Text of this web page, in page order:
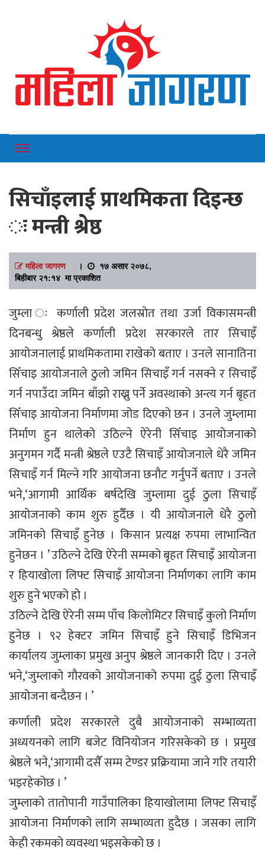
Mahilajagaran
सिचाँइलाई प्राथमिकता दिइन्छ
ः मन्त्री श्रेष्ठ
महिला जागरण।
१७ असार २०७८,
बिहीबार २१:१४ मा प्रकाशित
जुम्ला ः कर्णाली प्रदेश जलस्रोत तथा उर्जा विकासमन्त्री
दिनबन्धु श्रेष्ठले कर्णाली प्रदेश सरकारले तार सिचाइँ
आयोजनालाई प्राथमिकतामा राखेको बताए । उनले सानातिना
सिँचाइ आयोजनाले ठुलो जमिन सिचाइँ गर्न नसक्ने र सिचाइँ
गर्न नपाउँदा जमिन बाँझो राख्नु पर्ने अवस्थाको अन्त्य गर्न बृहत
सिँचाइ आयोजना निर्माणमा जोड दिएको छन । उनले जुम्लामा
निर्माण हुन थालेको उठिल्ने ऐरेनी सिँचाइ आयोजनाको
अनुगमन गर्दै मन्त्री श्रेष्ठले एउटै सिचाइँ आयोजनाले धेरै जमिन
सिचाइँ गर्न मिल्ने गरि आयोजना छनौट गर्नुपर्ने बताए । उनले
भने,‘आगामी आर्थिक बर्षदेखि जुम्लामा दुई ठुला सिचाइँ
आयोजनाको काम शुरु हुदैँछ । यी आयोजनाले धेरै ठुलो
जमिनको सिचाइँ हुनेछ । किसान प्रत्यक्ष रुपमा लाभान्वित
हुनेछन । ’ उठिल्ने देखि ऐरेनी सम्मको बृहत सिचाइँ आयोजना
र हियाखोला लिफ्ट सिचाइँ आयोजना निर्माणका लागि काम
शुरु हुने भएको हो ।
उठिल्ने देखि ऐरेनी सम्म पाँच किलोमिटर सिचाइँ कुलो निर्माण
हुनेछ । ९२ हेक्टर जमिन सिचाइँ हुने सिचाइँ डिभिजन
कार्यालय जुम्लाका प्रमुख अनुप श्रेष्ठले जानकारी दिए । उनले
भने,‘जुम्लाको गौरवको आयोजनाको रुपमा दुई ठुला सिचाइँ
आयोजना बन्दैछन । ’
कर्णाली प्रदेश सरकारले दुबै आयोजनाको सम्भाव्यता
अध्ययनको लागि बजेट विनियोजन गरिसकेको छ । प्रमुख
श्रेष्ठले भने,‘आगामी दसैँ सम्म टेण्डर प्रक्रियामा जाने गरि तयारी
भइरहेकोछ । ’
जुम्लाको तातोपानी गाउँपालिका हियाखोलामा लिफ्ट सिचाइँ
आयोजना निर्माणको लागि सम्भाव्यता हुदैछ । जसका लागि
केही रकमको व्यवस्था भइसकेको छ ।